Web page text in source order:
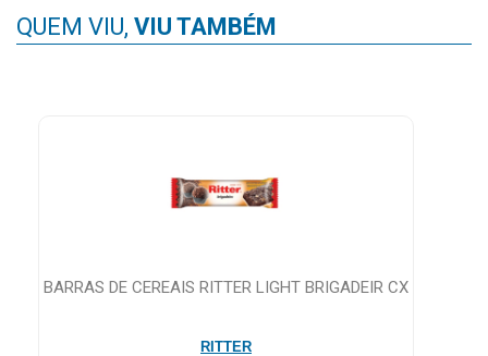
QUEM VIU, VIU TAMBÉM
BARRAS DE CEREAIS RITTER LIGHT BRIGADEIR CX
RITTER